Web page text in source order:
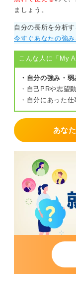
ましょう。
自分の長所を分析
今すぐあなたの強み
こんな人に「My
・自分の強み・
・自己PRや志望
・自分にあった
あな